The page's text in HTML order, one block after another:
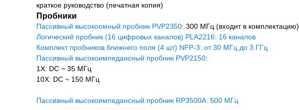
краткое руководство (печатная копия)
Пробники
Пассивный высокоомный пробник PVP2350: 300 МГц (входит в комплектацию)
Логический пробник (16 цифровых каналов) PLA2216: 16 каналов
Комплект пробников ближнего поля (4 шт) NFP-3: от 30 МГц до 3 ГГц
Пассивный высокоимпедансный пробник PVP2150:
1X: DC ~ 35 МГц
10X: DC ~ 150 МГц
Пассивный высокоимпедансный пробник RP3500A: 500 МГц